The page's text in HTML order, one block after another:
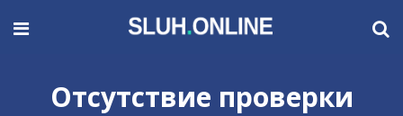
Отсутствие проверки